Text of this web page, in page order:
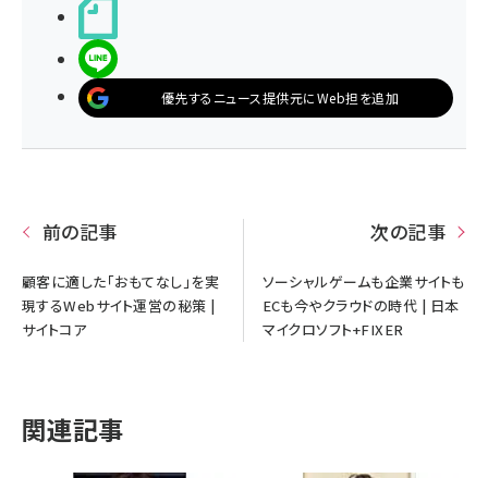
優先するニュース提供元にWeb担を追加
前の記事
顧客に適した「おもてなし」を実
現するWebサイト運営の秘策 |
サイトコア
次の記事
ソーシャルゲームも企業サイトも
ECも今やクラウドの時代 | 日本
マイクロソフト+FIXER
関連記事